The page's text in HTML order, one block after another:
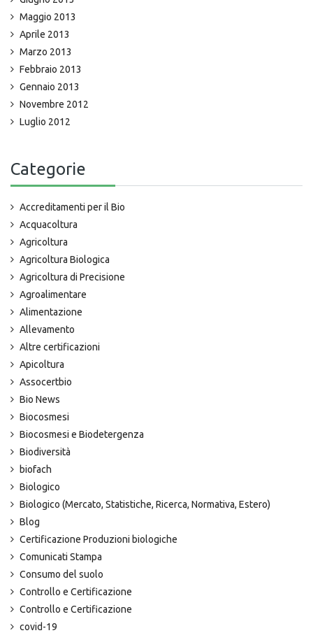
Maggio 2013
Aprile 2013
Marzo 2013
Febbraio 2013
Gennaio 2013
Novembre 2012
Luglio 2012
Categorie
Accreditamenti per il Bio
Acquacoltura
Agricoltura
Agricoltura Biologica
Agricoltura di Precisione
Agroalimentare
Alimentazione
Allevamento
Altre certificazioni
Apicoltura
Assocertbio
Bio News
Biocosmesi
Biocosmesi e Biodetergenza
Biodiversità
biofach
Biologico
Biologico (Mercato, Statistiche, Ricerca, Normativa, Estero)
Blog
Certificazione Produzioni biologiche
Comunicati Stampa
Consumo del suolo
Controllo e Certificazione
Controllo e Certificazione
covid-19